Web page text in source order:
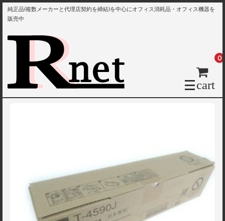
純正品(複数メーカーと代理店契約を締結)を中心にオフィス消耗品・オフィス機器を
販売中
cart
0